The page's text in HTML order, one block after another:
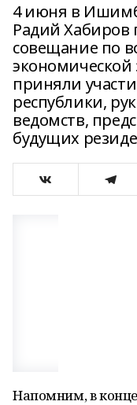
4 июня в
Радий Хабиров
совещание по
экономической
приняли
республики,
ведомств,
будущих
Напомним, в